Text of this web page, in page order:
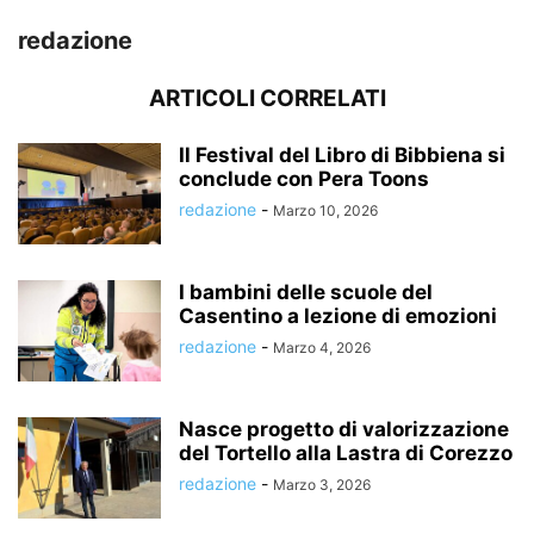
redazione
ARTICOLI CORRELATI
Il Festival del Libro di Bibbiena si
conclude con Pera Toons
redazione - Marzo 10, 2026
I bambini delle scuole del
Casentino a lezione di emozioni
redazione - Marzo 4, 2026
Nasce progetto di valorizzazione
del Tortello alla Lastra di Corezzo
redazione - Marzo 3, 2026